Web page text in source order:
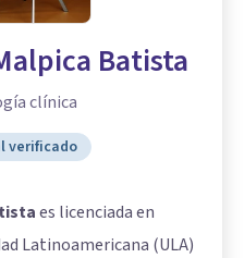
Batista
clínica
verificado
es licenciada en
Latinoamericana (ULA)